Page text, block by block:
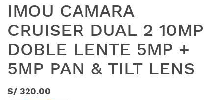
IMOU CAMARA
CRUISER DUAL 2 10MP
DOBLE LENTE 5MP +
5MP PAN & TILT LENS
S/ 320.00